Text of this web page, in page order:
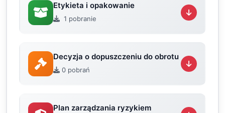
Etykieta i opakowanie
1 pobranie
Decyzja o dopuszczeniu do obrotu
0 pobrań
Plan zarządzania ryzykiem